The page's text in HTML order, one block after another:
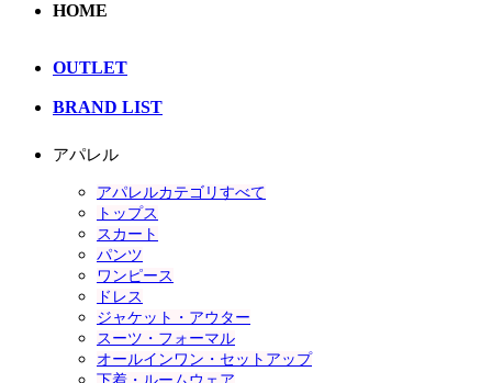
HOME
OUTLET
BRAND LIST
アパレル
アパレルカテゴリすべて
トップス
スカート
パンツ
ワンピース
ドレス
ジャケット・アウター
スーツ・フォーマル
オールインワン・セットアップ